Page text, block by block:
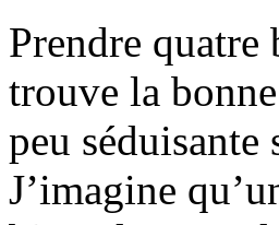
Prendre
trouve la
peu
J’imagine